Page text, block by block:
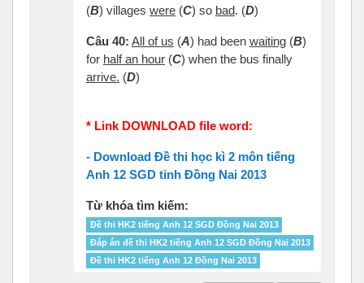
(B) villages were (C) so bad. (D)
Câu 40: All of us (A) had been waiting (B)
for half an hour (C) when the bus finally
arrive. (D)
* Link DOWNLOAD file word:
- Download Đề thi học kì 2 môn tiếng
Anh 12 SGD tỉnh Đồng Nai 2013
Từ khóa tìm kiếm:
Đề thi HK2 tiếng Anh 12 SGD Đồng Nai 2013
Đáp án đề thi HK2 tiếng Anh 12 SGD Đồng Nai 2013
Đề thi HK2 tiếng Anh 12 Đồng Nai 2013